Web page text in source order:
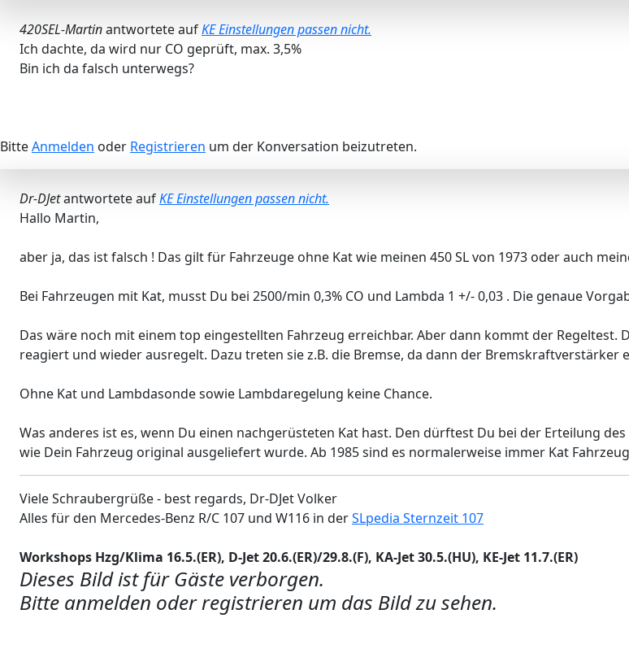
420SEL-Martinantwortete aufKE Einstellungen passen nicht.
Ich dachte, da wird nur CO geprüft, max. 3,5%
Bin ich da falsch unterwegs?
BitteAnmelden oder Registrieren um der Konversation beizutreten.
Dr-DJetantwortete aufKE Einstellungen passen nicht.
Hallo Martin,
aber ja, das ist falsch ! Das gilt für Fahrzeuge ohne Kat wie meinen 450 SL von 1973 oder auch
Bei Fahrzeugen mit Kat, musst Du bei 2500/min 0,3% CO und Lambda 1 +/- 0,03 . Die genaue
Das wäre noch mit einem top eingestellten Fahrzeug erreichbar. Aber dann kommt der Regeltest.
reagiert und wieder ausregelt. Dazu treten sie z.B. die Bremse, da dann der Bremskraftverstärker
Ohne Kat und Lambdasonde sowie Lambdaregelung keine Chance.
Was anderes ist es, wenn Du einen nachgerüsteten Kat hast. Den dürftest Du bei der Erteilung
wie Dein Fahrzeug original ausgeliefert wurde. Ab 1985 sind es normalerweise immer Kat
Viele Schraubergrüße - best regards, Dr-DJet Volker
Alles für den Mercedes-Benz R/C 107 und W116 in derSLpedia Sternzeit 107
Workshops Hzg/Klima 16.5.(ER), D-Jet 20.6.(ER)/29.8.(F), KA-Jet 30.5.(HU), KE-Jet 11.7.(ER)
Dieses Bild ist für Gäste verborgen.
Bitte anmelden oder registrieren um das Bild zu sehen.